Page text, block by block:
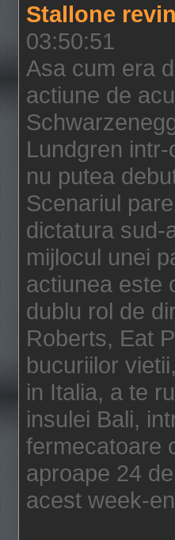
Stallone
03:50:51
Asa cum era
actiune de
Lundgren
nu putea
Scenariul
dictatura sud-
mijlocul unei
actiunea este
dublu rol de
Roberts, Eat
bucuriilor
in Italia, a te
insulei Bali,
fermecatoare
aproape 24
acest week-